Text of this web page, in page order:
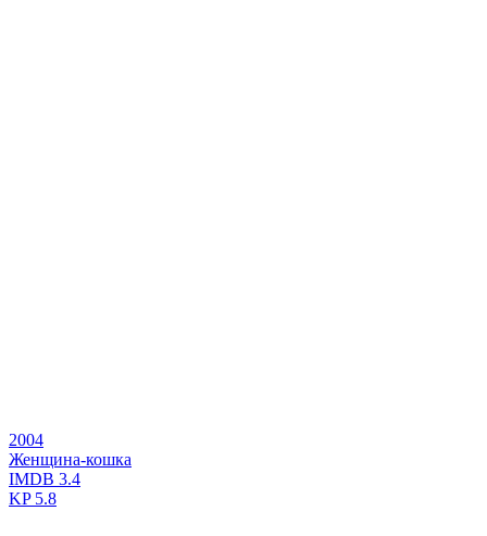
2004
Женщина-кошка
IMDB 3.4
KP5.8